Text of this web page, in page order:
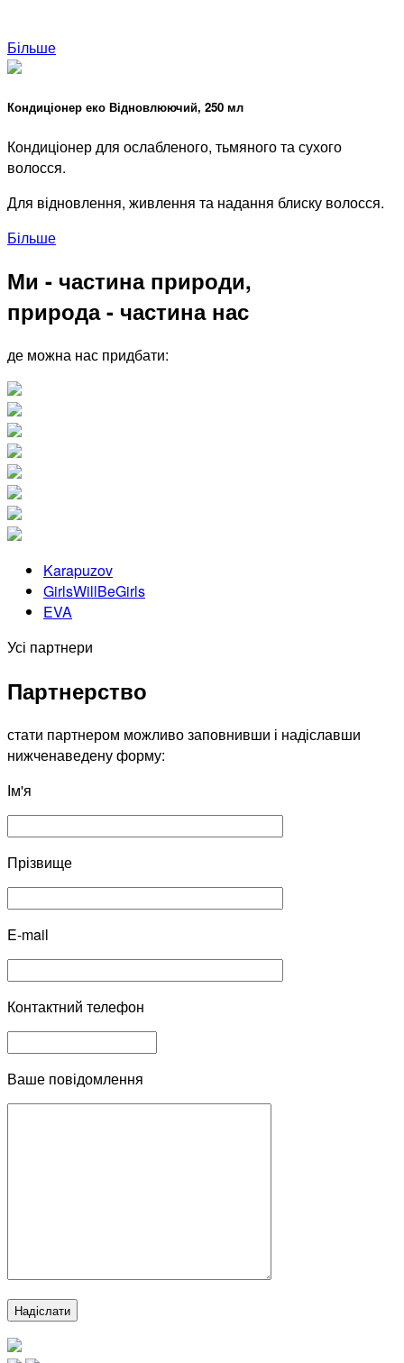
Більше
Кондиціонер еко Відновлюючий, 250 мл
Кондиціонер для ослабленого, тьмяного та сухого
волосся.
Для відновлення, живлення та надання блиску волосся.
Більше
Ми - частина природи,
природа - частина нас
де можна нас придбати:
Karapuzov
GirlsWillBeGirls
EVA
Усі партнери
Партнерство
стати партнером можливо заповнивши і надіславши
нижченаведену форму:
Ім'я
Прізвище
E-mail
Контактний телефон
Ваше повідомлення